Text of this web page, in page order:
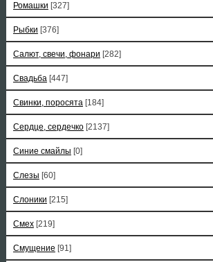
Ромашки [327]
Рыбки [376]
Салют, свечи, фонари [282]
Свадьба [447]
Свинки, поросята [184]
Сердце, сердечко [2137]
Синие смайлы [0]
Слезы [60]
Слоники [215]
Смех [219]
Смущение [91]